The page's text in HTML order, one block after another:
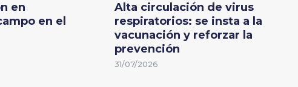
en
en el
Alta circulación de virus
respiratorios: se insta a la
vacunación y reforzar la
prevención
31/07/2026